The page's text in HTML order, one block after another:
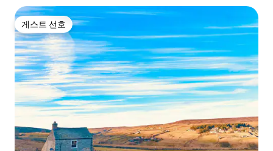
게스트 선호
게스트 선호